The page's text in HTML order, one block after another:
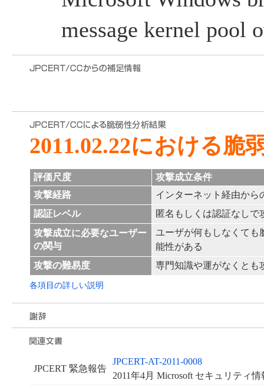
message kernel pool
2011.02.22における脆
評価尺度
攻撃成立条件
攻撃経路
インターネット経由から
認証レベル
匿名もしくは認証なしで
攻撃成立に必要なユーザー
の関与
ユーザが何もしなくても
能性がある
攻撃の難易度
専門知識や運がなくとも
各項目の詳しい説明
JPCERT 緊急報告
JPCERT-AT-2011-0008
2011年4月 Microsoft セキュリティ